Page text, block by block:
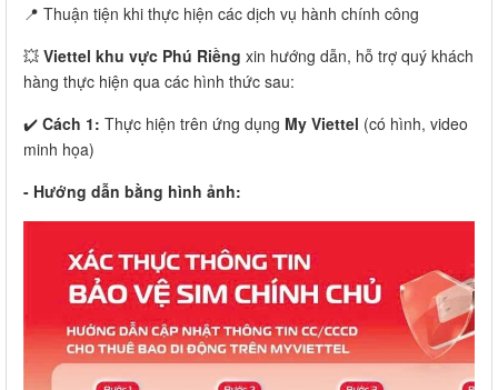
📍 Thuận tiện khi thực hiện các dịch vụ hành chính công
💥 Viettel khu vực Phú Riềng xin hướng dẫn, hỗ trợ quý khách
hàng thực hiện qua các hình thức sau:
✔️ Cách 1: Thực hiện trên ứng dụng My Viettel (có hình, video
minh họa)
- Hướng dẫn bằng hình ảnh: